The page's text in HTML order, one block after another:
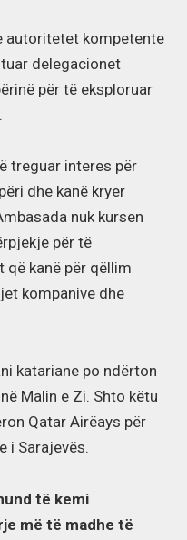
autoritetet kompetente
delegacionet
për të eksploruar
treguar interes për
dhe kanë kryer
nuk kursen
për të
kanë për qëllim
kompanive dhe
katariane po ndërton
Malin e Zi. Shto këtu
Qatar Airëays për
i Sarajevës.
të kemi
më të madhe të